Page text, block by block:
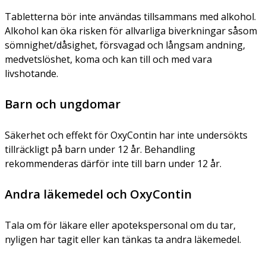
Tabletterna bör inte användas tillsammans med alkohol.
Alkohol kan öka risken för allvarliga biverkningar såsom
sömnighet/dåsighet, försvagad och långsam andning,
medvetslöshet, koma och kan till och med vara
livshotande.
Barn och ungdomar
Säkerhet och effekt för OxyContin har inte undersökts
tillräckligt på barn under 12 år. Behandling
rekommenderas därför inte till barn under 12 år.
Andra läkemedel och OxyContin
Tala om för läkare eller apotekspersonal om du tar,
nyligen har tagit eller kan tänkas ta andra läkemedel.